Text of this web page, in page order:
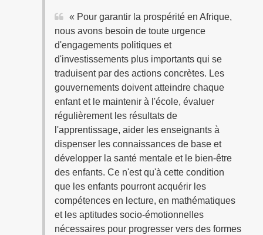
« Pour garantir la prospérité en Afrique,
nous avons besoin de toute urgence
d'engagements politiques et
d'investissements plus importants qui se
traduisent par des actions concrètes. Les
gouvernements doivent atteindre chaque
enfant et le maintenir à l'école, évaluer
régulièrement les résultats de
l'apprentissage, aider les enseignants à
dispenser les connaissances de base et
développer la santé mentale et le bien-être
des enfants. Ce n'est qu'à cette condition
que les enfants pourront acquérir les
compétences en lecture, en mathématiques
et les aptitudes socio-émotionnelles
nécessaires pour progresser vers des formes